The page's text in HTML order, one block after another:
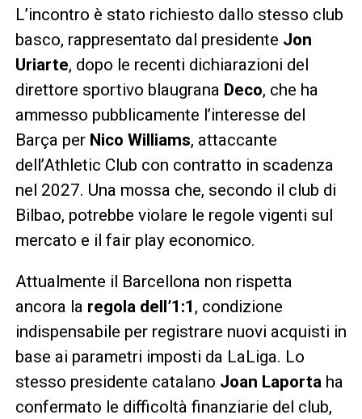
L’incontro è stato richiesto dallo stesso club
basco, rappresentato dal presidente Jon
Uriarte, dopo le recenti dichiarazioni del
direttore sportivo blaugrana Deco, che ha
ammesso pubblicamente l’interesse del
Barça per Nico Williams, attaccante
dell’Athletic Club con contratto in scadenza
nel 2027. Una mossa che, secondo il club di
Bilbao, potrebbe violare le regole vigenti sul
mercato e il fair play economico.
Attualmente il Barcellona non rispetta
ancora la regola dell’1:1 , condizione
indispensabile per registrare nuovi acquisti in
base ai parametri imposti da LaLiga. Lo
stesso presidente catalano Joan Laporta ha
confermato le difficoltà finanziarie del club,